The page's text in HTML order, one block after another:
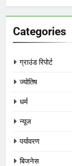
Categories
ग्राउंड रिपोर्ट
ज्योतिष
धर्म
न्यूज
पर्यावरण
बिजनेस